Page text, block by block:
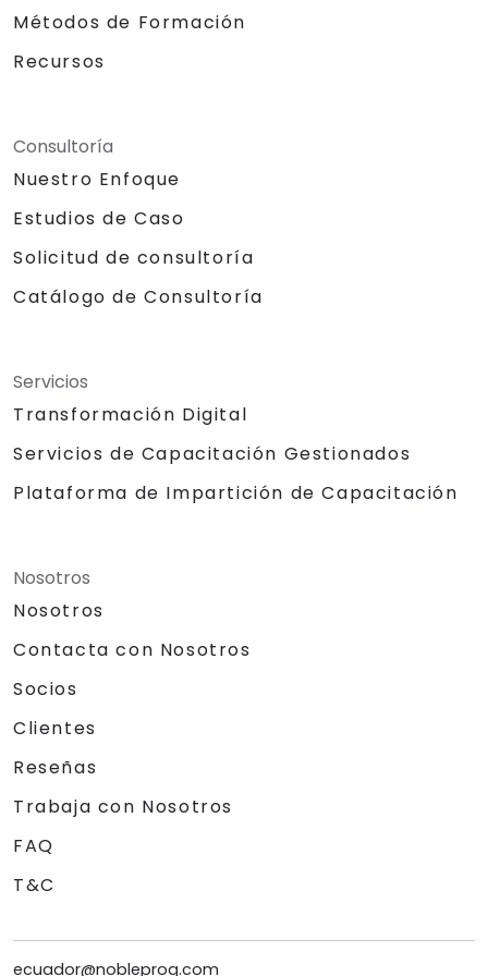
Métodos de Formación
Recursos
Consultoría
Nuestro Enfoque
Estudios de Caso
Solicitud de consultoría
Catálogo de Consultoría
Servicios
Transformación Digital
Servicios de Capacitación Gestionados
Plataforma de Impartición de Capacitación
Nosotros
Nosotros
Contacta con Nosotros
Socios
Clientes
Reseñas
Trabaja con Nosotros
FAQ
T&C
ecuador@nobleprog.com